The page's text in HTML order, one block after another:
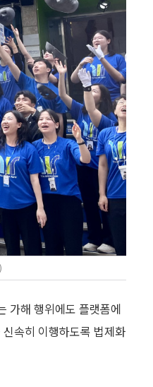
가해 행위에도 플랫폼에
속히 이행하도록 법제화